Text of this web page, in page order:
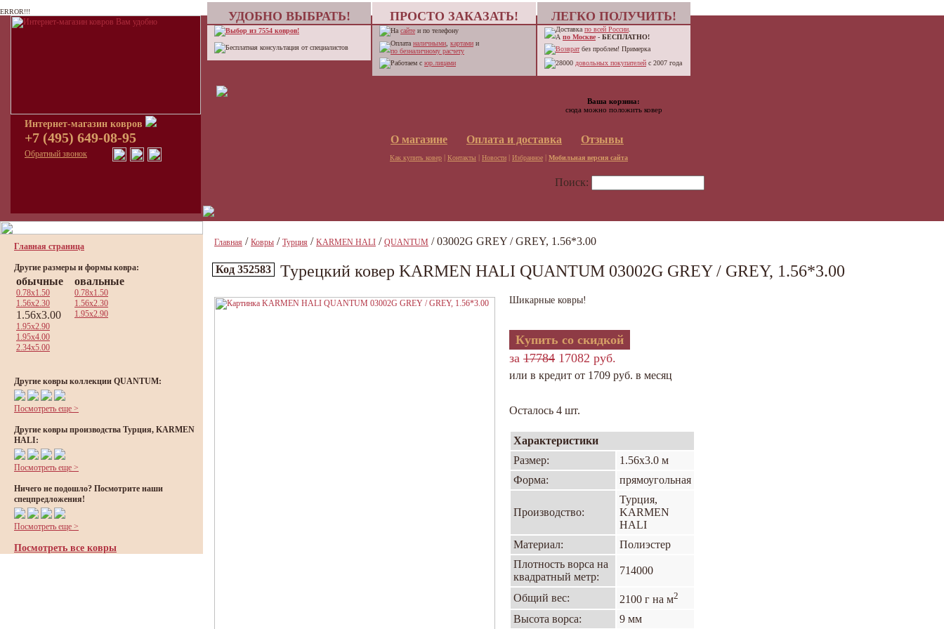
ERROR!!!
Интернет-магазин ковров
+7 (495) 649-08-95
Обратный звонок
УДОБНО ВЫБРАТЬ! ПРОСТО ЗАКАЗАТЬ! ЛЕГКО ПОЛУЧИТЬ!
Выбор из 7554 ковров!
Бесплатная консультация от специалистов
На сайте и по телефону
Оплата наличными картами и
по безналичному расчету
Работаем с юр.лицами
Доставка по всей России
А по Москве - БЕСПЛАТНО!
Возвратбез проблем! Примерка
28000 довольных покупателей с 2007 года
О магазине Оплата и доставка Отзывы
Как купить ковер | Контакты | Новости | Избранное | Мобильная версия сайта
Ваша корзина:
сюда можно положить ковер
Поиск:
Главная страница
Другие размеры и формы ковра:
обычные
0.78x1.50
1.56x2.30
1.56x3.00
1.95x2.90
1.95x4.00
2.34x5.00
овальные
0.78x1.50
1.56x2.30
1.95x2.90
Другие ковры коллекции QUANTUM:
Посмотреть еще >
Другие ковры производства Турция, KARMEN
HALI:
Посмотреть еще >
Ничего не подошло? Посмотрите наши
спецпредложения!
Посмотреть еще >
Посмотреть все ковры
Главная / Ковры / Турция / KARMEN HALI / QUANTUM / 03002G GREY / GREY, 1.56*3.00
Код 352583 Турецкий ковер KARMEN HALI QUANTUM 03002G GREY / GREY, 1.56*3.00
Шикарные ковры!
Купить со скидкой
за 17784 17082 руб.
или в кредит от 1709 руб. в месяц
Осталось 4 шт.
Характеристики
Размер:
1.56х3.0 м
Форма:
прямоугольная
Производство:
Турция,
KARMEN
HALI
Материал:
Полиэстер
Плотность ворса на
квадратный метр:
714000
Общий вес: 2100 г на м2
Высота ворса:
9 мм